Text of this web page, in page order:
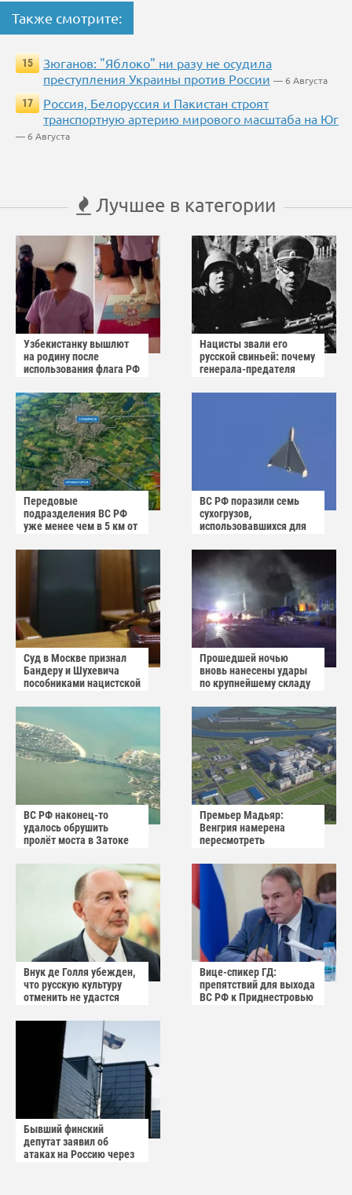
Также смотрите:
15
Зюганов: "Яблоко" ни разу не осудила
преступления Украины против России — 6 Августа
17
Россия, Белоруссия и Пакистан строят
транспортную артерию мирового масштаба на Юг
— 6 Августа
Лучшее в категории
Узбекистанку вышлют
на родину после
использования флага РФ
Нацисты звали его
русской свиньей: почему
генерала-предателя
публичного суда
Передовые
подразделения ВС РФ
уже менее чем в 5 км от
Славянска
ВС РФ поразили семь
сухогрузов,
использовавшихся для
Суд в Москве признал
Бандеру и Шухевича
пособниками нацистской
Прошедшей ночью
вновь нанесены удары
по крупнейшему складу
маркетплейса Rozetka
ВС РФ наконец-то
удалось обрушить
пролёт моста в Затоке
Премьер Мадьяр:
Венгрия намерена
пересмотреть
АЭС "Пакш-2"
Внук де Голля убежден,
что русскую культуру
отменить не удастся
Вице-спикер ГД:
препятствий для выхода
ВС РФ к Приднестровью
Бывший финский
депутат заявил об
атаках на Россию через